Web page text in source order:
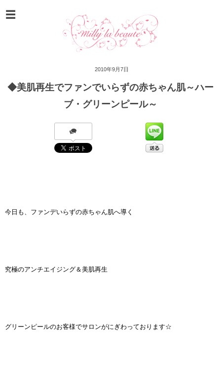
2010年9月7日
◆美肌再生でファンでいらずの赤ちゃん肌～ハー
ブ・グリーンピール～
今日も、ファンデいらずの赤ちゃん肌へ導く
究極のアンチエイジング＆美肌再生
グリーンピールのお客様でサロンがにぎわっております☆